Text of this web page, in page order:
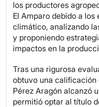
los productores
El Amparo debido a
climático, analizando
y proponiendo
impactos en la
Tras una rigurosa
obtuvo una calificación
Pérez Aragón alcanzó
permitió optar al título